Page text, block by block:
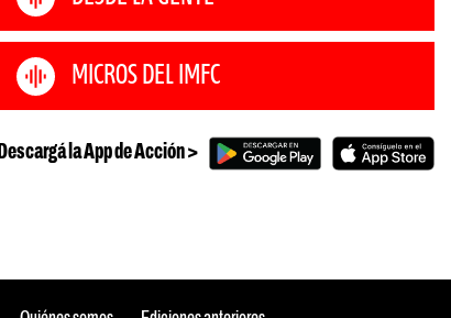
MICROS DEL IMFC
Descargá la App de Acción >